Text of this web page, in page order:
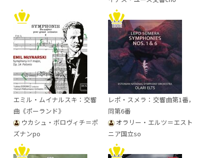
エミル・ムイナルスキ：交響
曲《ポーランド》
ウカシュ・ボロヴィチ＝ポ
ズナンpo
レポ・スメラ：交響曲第1番，
同第6番
オラリー・エルツ＝エスト
ニア国立so